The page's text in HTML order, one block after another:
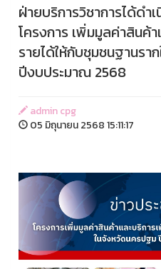
ฝ่ายบริการวิชาการได้ดำ
โครงการ เพิ่มมูลค่าสินค้
รายได้ให้กับชุมชนฐานร
ปีงบประมาณ 2568
admin cpg
05 มิถุนายน 2568 15:11:17